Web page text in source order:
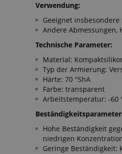
Verwendung:
Geeignet
Andere Abmessungen,
Technische Parameter:
Material:
Typ der Armierung:
Härte: 70 °ShA
Farbe: transparent
Arbeitstemperatur: -60
Hohe Beständigkeit
niedrigen
Geringe Beständigkeit: